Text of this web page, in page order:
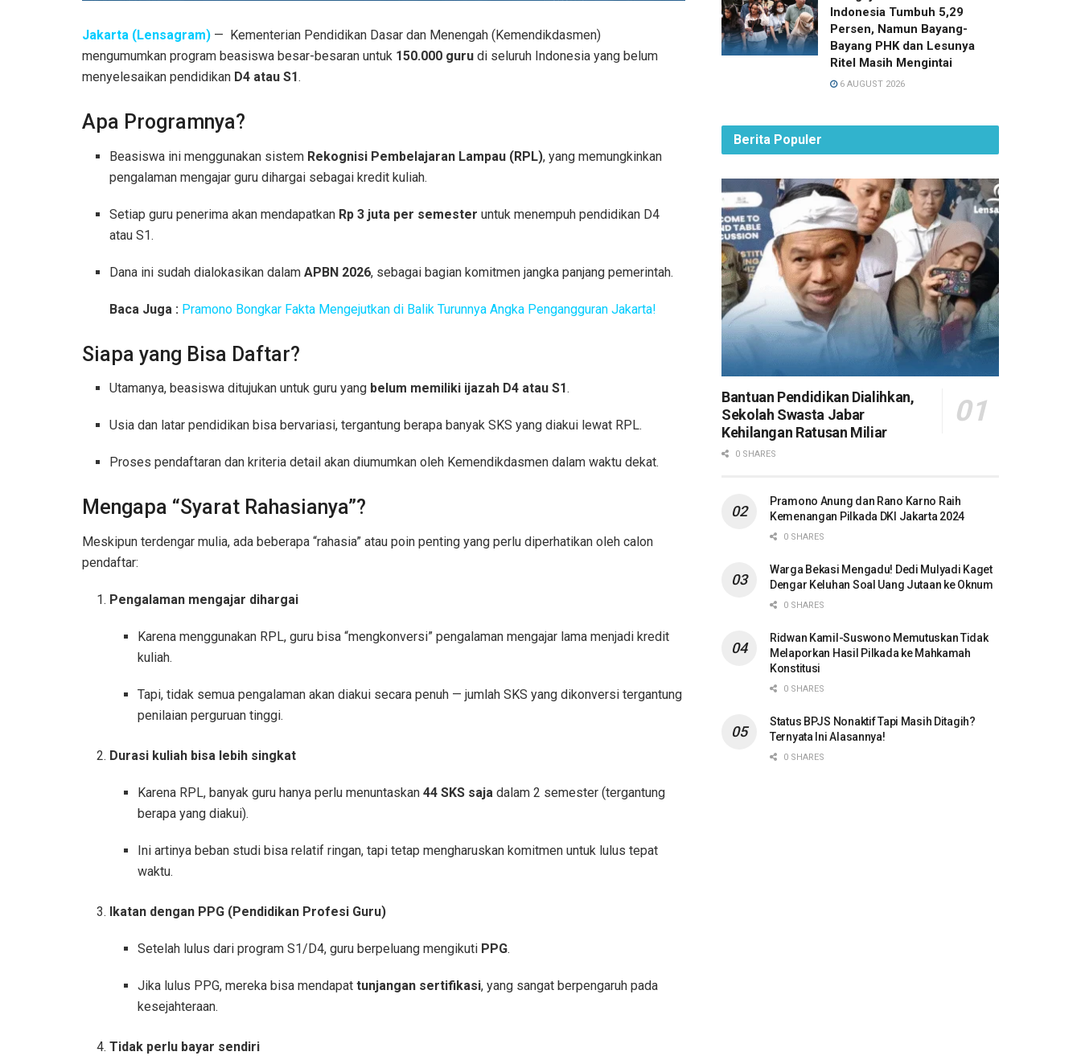
Jakarta (Lensagram) — Kementerian Pendidikan Dasar dan Menengah (Kemendikdasmen)
mengumumkan program beasiswa besar-besaran untuk 150.000 guru di seluruh Indonesia yang belum
menyelesaikan pendidikan D4 atau S1.
Apa Programnya?
Beasiswa ini menggunakan sistem Rekognisi Pembelajaran Lampau (RPL), yang memungkinkan
pengalaman mengajar guru dihargai sebagai kredit kuliah.
Setiap guru penerima akan mendapatkan Rp 3 juta per semester untuk menempuh pendidikan D4
atau S1.
Dana ini sudah dialokasikan dalamAPBN 2026, sebagai bagian komitmen jangka panjang pemerintah.
Baca Juga : Pramono Bongkar Fakta Mengejutkan di Balik Turunnya Angka Pengangguran Jakarta!
Siapa yang Bisa Daftar?
Utamanya, beasiswa ditujukan untuk guru yang belum memiliki ijazah D4 atau S1.
Usia dan latar pendidikan bisa bervariasi, tergantung berapa banyak SKS yang diakui lewat RPL.
Proses pendaftaran dan kriteria detail akan diumumkan oleh Kemendikdasmen dalam waktu dekat.
Mengapa “Syarat Rahasianya”?
Meskipun terdengar mulia, ada beberapa “rahasia” atau poin penting yang perlu diperhatikan oleh calon
pendaftar:
Pengalaman mengajar dihargai
Karena menggunakan RPL, guru bisa “mengkonversi” pengalaman mengajar lama menjadi kredit
kuliah.
Tapi, tidak semua pengalaman akan diakui secara penuh — jumlah SKS yang dikonversi tergantung
penilaian perguruan tinggi.
Durasi kuliah bisa lebih singkat
Karena RPL, banyak guru hanya perlu menuntaskan 44 SKS sajadalam 2 semester (tergantung
berapa yang diakui).
Ini artinya beban studi bisa relatif ringan, tapi tetap mengharuskan komitmen untuk lulus tepat
waktu.
Ikatan dengan PPG (Pendidikan Profesi Guru)
Setelah lulus dari program S1/D4, guru berpeluang mengikuti PPG.
Jika lulus PPG, mereka bisa mendapat tunjangan sertifikasi, yang sangat berpengaruh pada
kesejahteraan.
Tidak perlu bayar sendiri
Indonesia Tumbuh 5,29
Persen, Namun Bayang-
Bayang PHK dan Lesunya
Ritel Masih Mengintai
6 AUGUST 2026
Berita Populer
Bantuan Pendidikan Dialihkan,
Sekolah Swasta Jabar
Kehilangan Ratusan Miliar
0 SHARES
Pramono Anung dan Rano Karno Raih
Kemenangan Pilkada DKI Jakarta 2024
0 SHARES
Warga Bekasi Mengadu! Dedi Mulyadi Kaget
Dengar Keluhan Soal Uang Jutaan ke Oknum
0 SHARES
Ridwan Kamil-Suswono Memutuskan Tidak
Melaporkan Hasil Pilkada ke Mahkamah
Konstitusi
0 SHARES
Status BPJS Nonaktif Tapi Masih Ditagih?
Ternyata Ini Alasannya!
0 SHARES